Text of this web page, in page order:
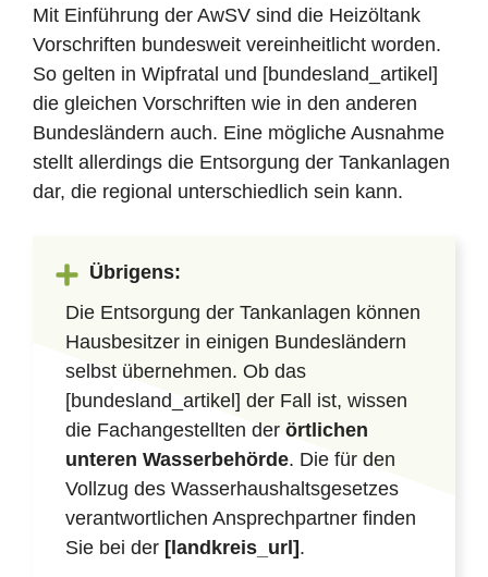
Mit Einführung der AwSV sind die Heizöltank
Vorschriften bundesweit vereinheitlicht worden.
So gelten in Wipfratal und [bundesland_artikel]
die gleichen Vorschriften wie in den anderen
Bundesländern auch. Eine mögliche Ausnahme
stellt allerdings die Entsorgung der Tankanlagen
dar, die regional unterschiedlich sein kann.
Übrigens:
Die Entsorgung der Tankanlagen können
Hausbesitzer in einigen Bundesländern
selbst übernehmen. Ob das
[bundesland_artikel] der Fall ist, wissen
die Fachangestellten der örtlichen
unteren Wasserbehörde. Die für den
Vollzug des Wasserhaushaltsgesetzes
verantwortlichen Ansprechpartner finden
Sie bei der [landkreis_url] .